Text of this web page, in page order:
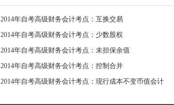
2014年自考高级财务会计考点：互换交易
2014年自考高级财务会计考点：少数股权
2014年自考高级财务会计考点：未担保余值
2014年自考高级财务会计考点：控制合并
2014年自考高级财务会计考点：现行成本不变币值会计